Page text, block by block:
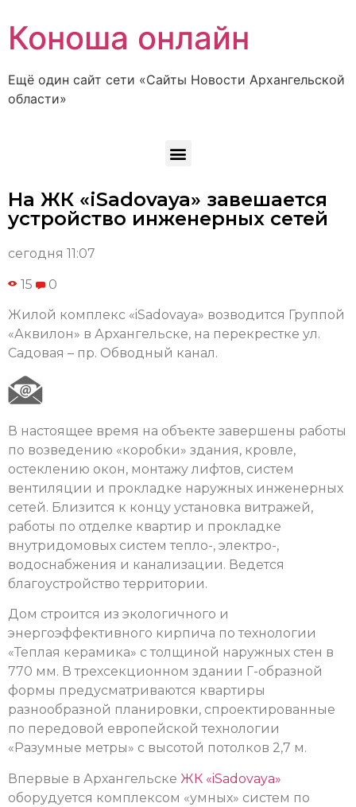
Коноша онлайн
Ещё один сайт сети «Сайты Новости Архангельской
области»
На ЖК «iSadovaya» завешается
устройство инженерных сетей
сегодня 11:07
15 0
Жилой комплекс «iSadovaya» возводится Группой
«Аквилон» в Архангельске, на перекрестке ул.
Садовая – пр. Обводный канал.
В настоящее время на объекте завершены работы
по возведению «коробки» здания, кровле,
остеклению окон, монтажу лифтов, систем
вентиляции и прокладке наружных инженерных
сетей. Близится к концу установка витражей,
работы по отделке квартир и прокладке
внутридомовых систем тепло-, электро-,
водоснабжения и канализации. Ведется
благоустройство территории.
Дом строится из экологичного и
энергоэффективного кирпича по технологии
«Теплая керамика» с толщиной наружных стен в
770 мм. В трехсекционном здании Г-образной
формы предусматриваются квартиры
разнообразной планировки, спроектированные
по передовой европейской технологии
«Разумные метры» с высотой потолков 2,7 м.
Впервые в Архангельске ЖК «iSadovaya»
оборудуется комплексом «умных» систем по